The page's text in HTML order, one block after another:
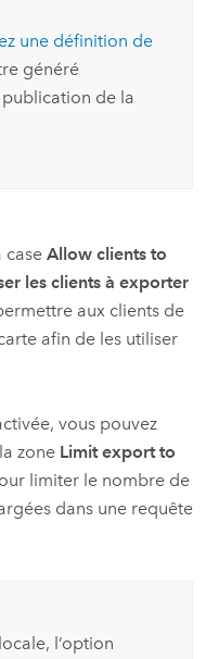
une définition de
généré
de la
case Allow clients to
les clients à exporter
aux clients de
afin de les utiliser
vous pouvez
zone Limit export to
limiter le nombre de
dans une requête
l’option